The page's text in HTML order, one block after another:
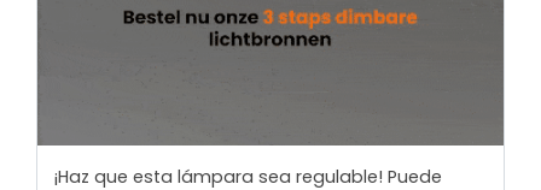
¡Haz que esta lámpara sea regulable! Puede